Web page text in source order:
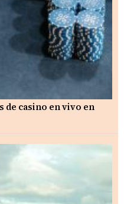
de casino en vivo en